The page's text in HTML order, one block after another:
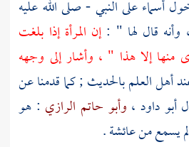
أسماءعلى النبي - صلى الله عليه
قال لها " :إن المرأة إذا بلغت
إلا هذا " ، وأشار إلى وجهه
العلم بالحديث ; كما قدمنا عن
أبو داود ، وأبو حاتم الرازي : هو
لم يسمع منعائشة.